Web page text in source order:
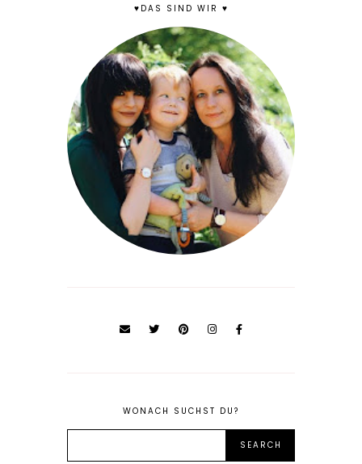
♥DAS SIND WIR ♥
WONACH SUCHST DU?